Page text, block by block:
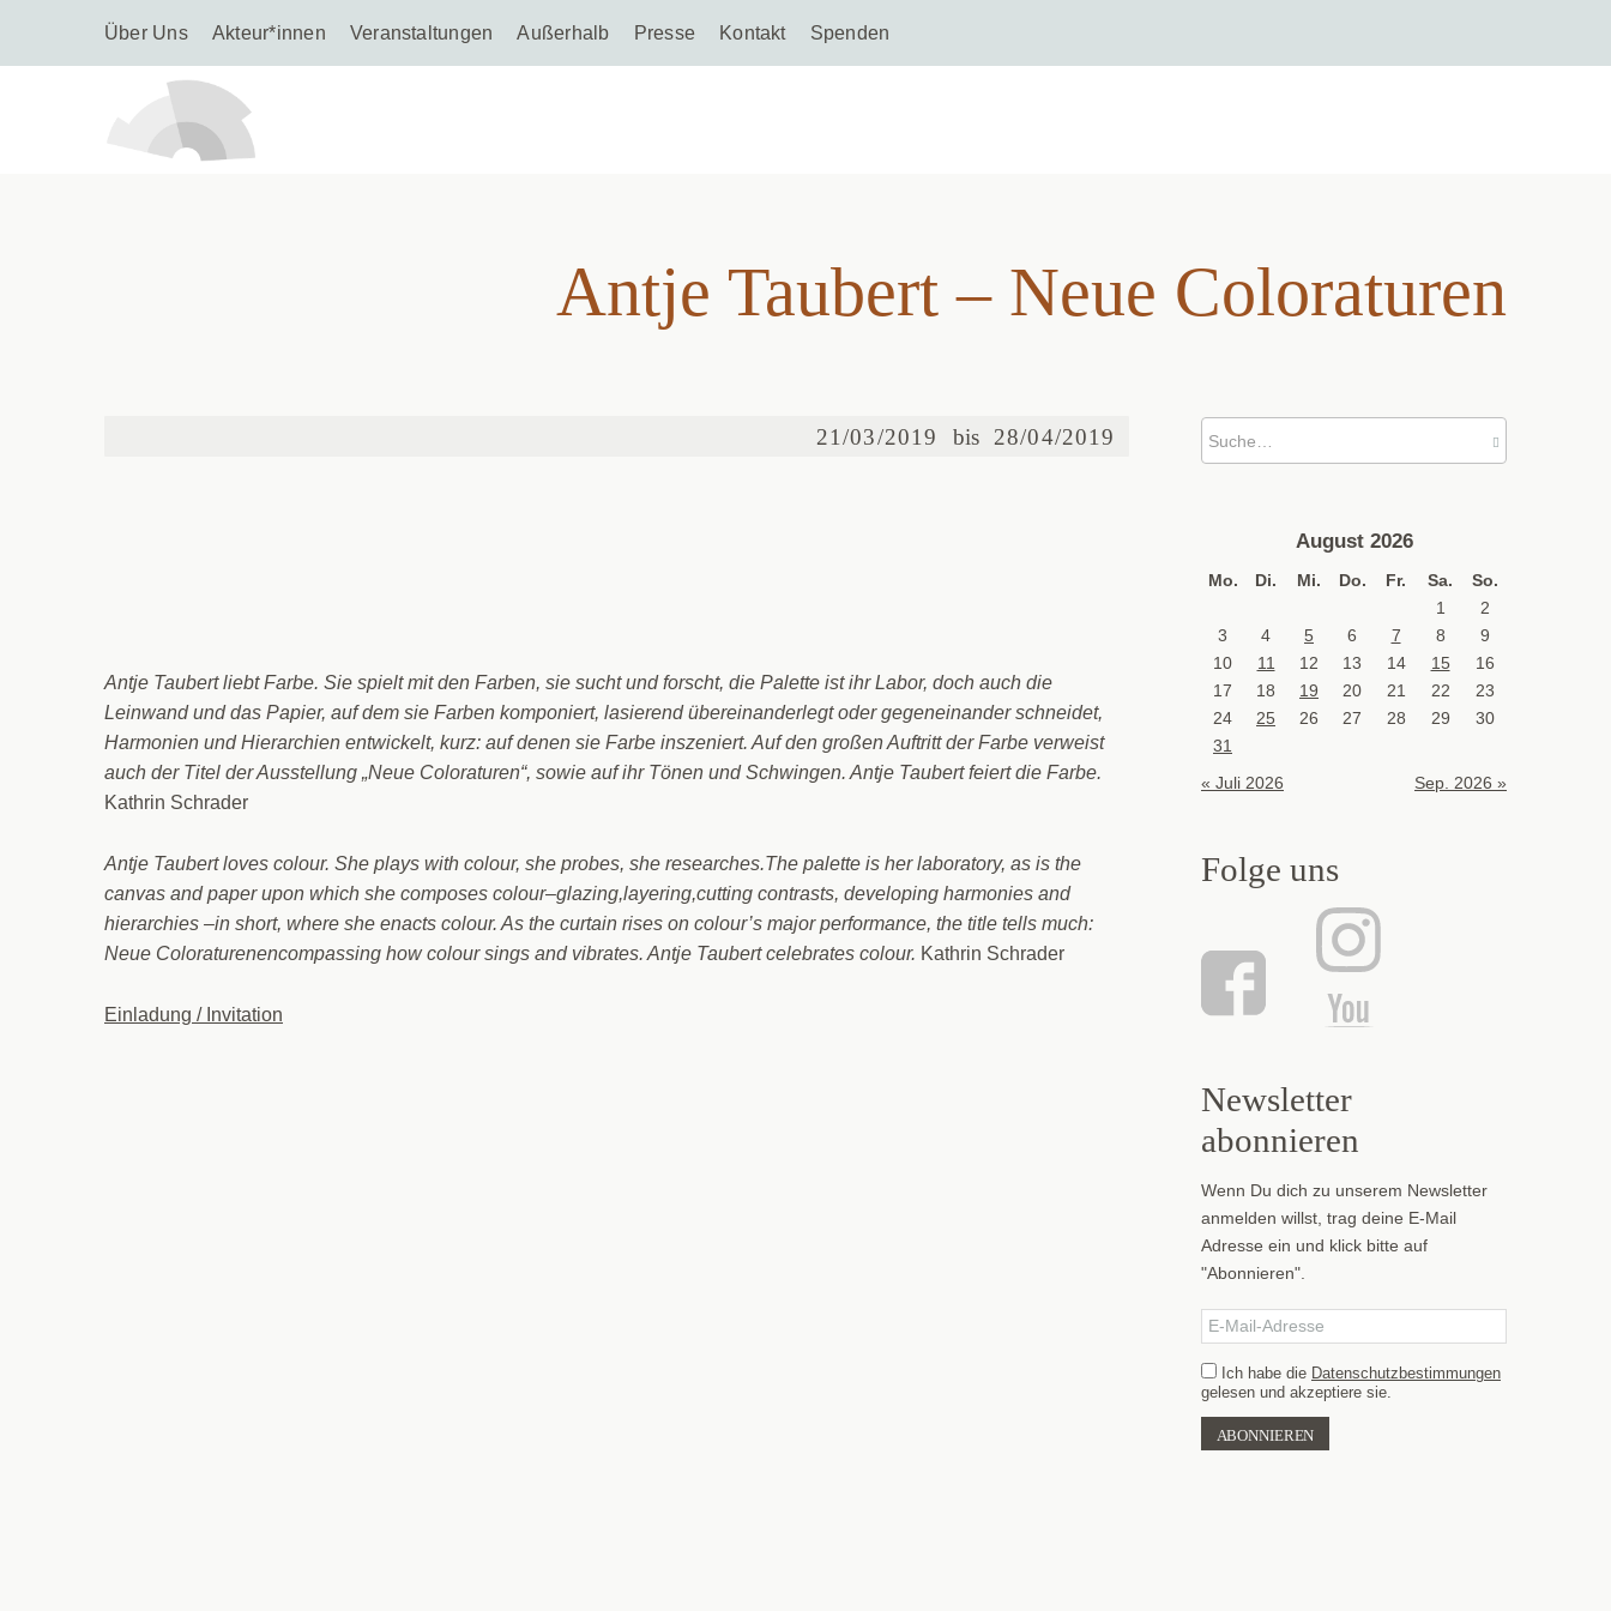
Über Uns Akteur*innen Veranstaltungen Außerhalb Presse Kontakt Spenden
Antje Taubert – Neue Coloraturen
21/03/2019 bis28/04/2019
Antje Taubert liebt Farbe. Sie spielt mit den Farben, sie sucht und forscht, die Palette ist ihr Labor, doch auch die
Leinwand und das Papier, auf dem sie Farben komponiert, lasierend übereinanderlegt oder gegeneinander schneidet,
Harmonien und Hierarchien entwickelt, kurz: auf denen sie Farbe inszeniert. Auf den großen Auftritt der Farbe verweist
auch der Titel der Ausstellung „Neue Coloraturen“, sowie auf ihr Tönen und Schwingen. Antje Taubert feiert die Farbe.
Kathrin Schrader
Antje Taubert loves colour. She plays with colour, she probes, she researches.The palette is her laboratory, as is the
canvas and paper upon which she composes colour–glazing,layering,cutting contrasts, developing harmonies and
hierarchies –in short, where she enacts colour. As the curtain rises on colour’s major performance, the title tells much:
Neue Coloraturenencompassing how colour sings and vibrates. Antje Taubert celebrates colour. Kathrin Schrader
Einladung / Invitation
August 2026
Mo. Di. Mi. Do. Fr. Sa. So.
« Juli 2026 Sep. 2026 »
1
2
3
4 5 6 7 8
9
10
11 12 13 14 15
16
17
18 19 20 21 22
23
24
25 26 27 28 29
30
31
Folge uns
Newsletter
abonnieren
Wenn Du dich zu unserem Newsletter
anmelden willst, trag deine E-Mail
Adresse ein und klick bitte auf
"Abonnieren".
Ich habe die Datenschutzbestimmungen
gelesen und akzeptiere sie.